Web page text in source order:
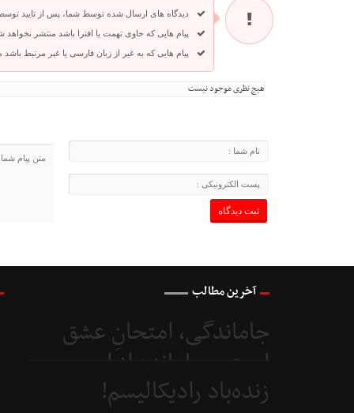
دیدگاه های ارسال شده توسط شما، پس از تایید
پیام هایی که حاوی تهمت یا افترا باشد منتشر نخواهد
پیام هایی که به غیر از زبان فارسی یا غیر مرتبط
هیچ نظری موجود نیست
آخرین مطالب
جاماندگی، امتحانِ عشق
است و جامانده از اربعین...
4 روز
زنده‌باد رادیکالیسم!